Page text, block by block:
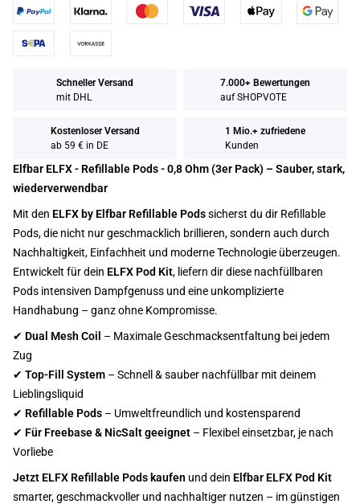
Schneller Versand
mit DHL
7.000+ Bewertungen
auf SHOPVOTE
Kostenloser Versand
ab 59 € in DE
1 Mio.+ zufriedene
Kunden
Elfbar ELFX - Refillable Pods - 0,8 Ohm (3er Pack) – Sauber, stark,
wiederverwendbar
Mit den ELFX by Elfbar Refillable Podssicherst du dir Refillable
Pods, die nicht nur geschmacklich brillieren, sondern auch durch
Nachhaltigkeit, Einfachheit und moderne Technologie überzeugen.
Entwickelt für dein ELFX Pod Kit, liefern dir diese nachfüllbaren
Pods intensiven Dampfgenuss und eine unkomplizierte
Handhabung – ganz ohne Kompromisse.
✔ Dual Mesh Coil – Maximale Geschmacksentfaltung bei jedem
Zug
✔ Top-Fill System – Schnell & sauber nachfüllbar mit deinem
Lieblingsliquid
✔ Refillable Pods – Umweltfreundlich und kostensparend
✔ Für Freebase & NicSalt geeignet – Flexibel einsetzbar, je nach
Vorliebe
Jetzt ELFX Refillable Pods kaufen und dein Elfbar ELFX Pod Kit
smarter, geschmackvoller und nachhaltiger nutzen – im günstigen